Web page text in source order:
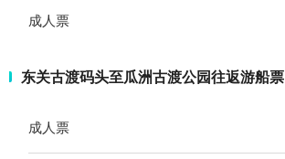
成人票
东关古渡码头至瓜洲古渡公园往返游船票
成人票